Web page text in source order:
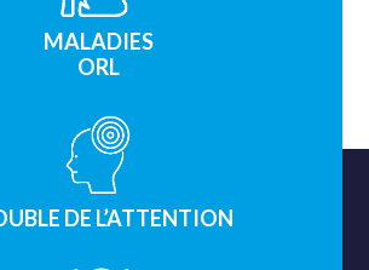
MALADIES
ORL
DE L’ATTENTION